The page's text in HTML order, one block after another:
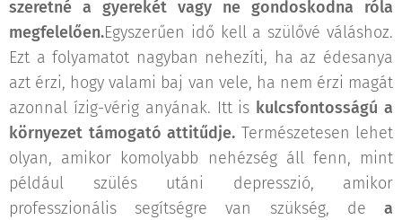
szeretné a gyerekét vagy ne gondoskodna róla
megfelelően.Egyszerűen idő kell a szülővé váláshoz.
Ezt a folyamatot nagyban nehezíti, ha az édesanya
azt érzi, hogy valami baj van vele, ha nem érzi magát
azonnal ízig-vérig anyának. Itt is kulcsfontosságú a
környezet támogató attitűdje. Természetesen lehet
olyan, amikor komolyabb nehézség áll fenn, mint
például szülés utáni depresszió, amikor
professzionális segítségre van szükség, de a